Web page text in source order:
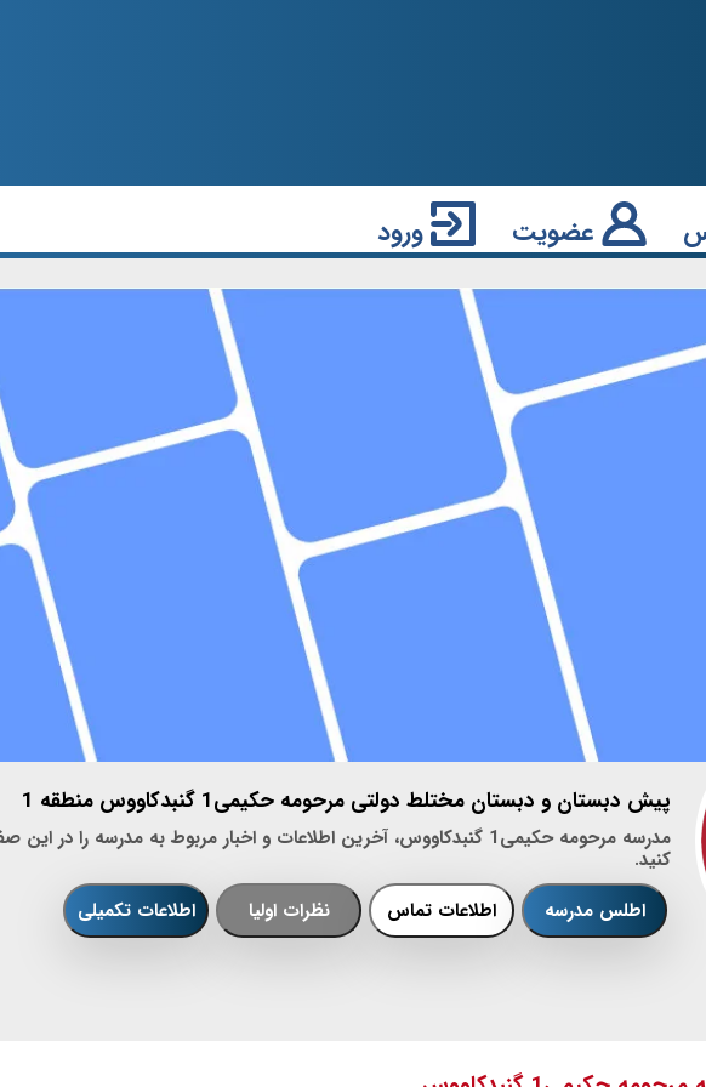
عضویت ورود
پیش دبستان و دبستان مختلط دولتی مرحومه حکیمی1 گنبدکاووس منطقه 1
مدرسه مرحومه حکیمی1 گنبدکاووس، آخرین اطلاعات و اخبار مربوط به مدرسه را در
کنید.
اطلس مدرسه
اطلاعات تماس نظرات اولیا اطلاعات تکمیلی